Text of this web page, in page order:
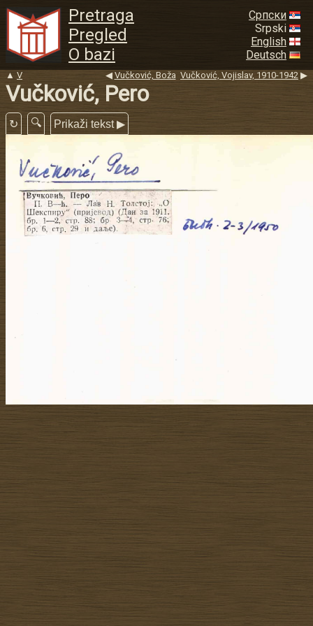
Pretraga
Pregled
O bazi
Српски
Srpski
English
Deutsch
▲ V ◀ Vučković, Boža Vučković, Vojislav, 1910-1942 ▶
Vučković, Pero